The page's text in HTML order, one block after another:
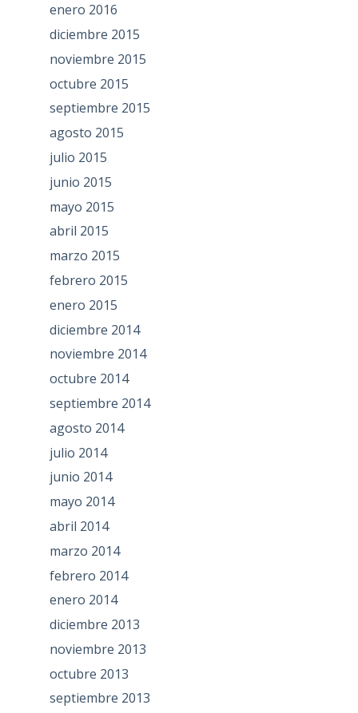
enero 2016
diciembre 2015
noviembre 2015
octubre 2015
septiembre 2015
agosto 2015
julio 2015
junio 2015
mayo 2015
abril 2015
marzo 2015
febrero 2015
enero 2015
diciembre 2014
noviembre 2014
octubre 2014
septiembre 2014
agosto 2014
julio 2014
junio 2014
mayo 2014
abril 2014
marzo 2014
febrero 2014
enero 2014
diciembre 2013
noviembre 2013
octubre 2013
septiembre 2013